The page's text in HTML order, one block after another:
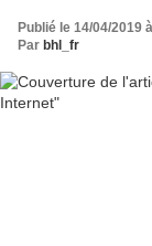
Publié le 14/04/2019
Par bhl_fr